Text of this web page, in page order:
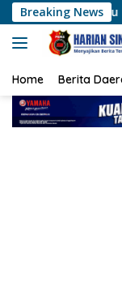
Langsung
ke
konten
Breaking News
Mania Adu
Home Berita